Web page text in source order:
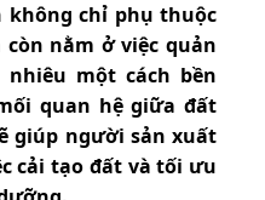
không chỉ phụ thuộc
nằm ở việc quản
một cách bền
quan hệ giữa đất
giúp người sản xuất
cải tạo đất và tối ưu